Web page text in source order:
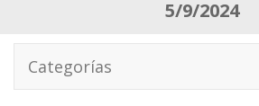
5/9/2024
Categorías